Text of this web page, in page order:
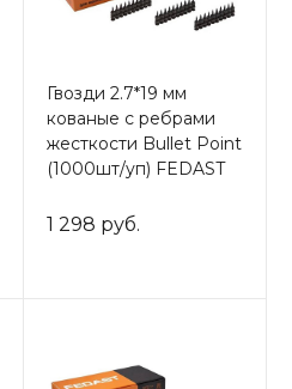
Гвозди 2.7*19 мм
кованые с ребрами
жесткости Bullet Point
(1000шт/уп) FEDAST
1 298 руб.